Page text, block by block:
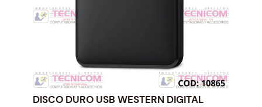
DISCO DURO USB WESTERN DIGITAL